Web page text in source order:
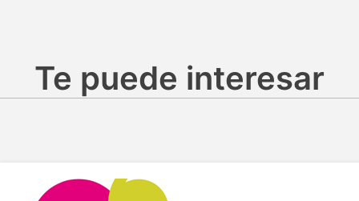
Te puede interesar